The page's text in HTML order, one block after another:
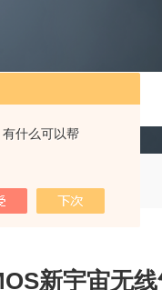
什么可以帮
新宇宙无